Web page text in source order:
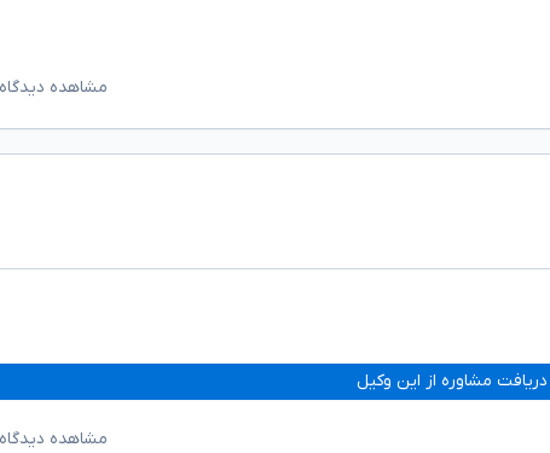
مشاهده
دریافت مشاوره از این وکیل
مشاهده